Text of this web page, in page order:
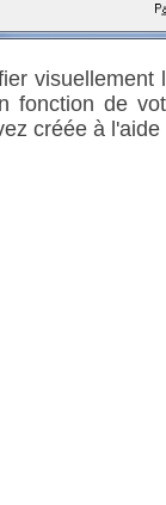
fonction de
créée à